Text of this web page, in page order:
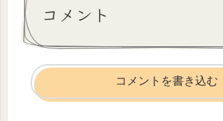
コメント
コメントを書き込む